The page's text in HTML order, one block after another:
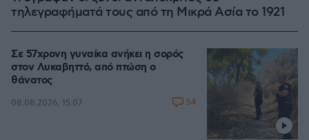
τηλεγραφήματά τους από τη Μικρά Ασία το 1921
Σε 57χρονη γυναίκα ανήκει η σορός
στον Λυκαβηττό, από πτώση ο
θάνατος
08.08.2026, 15:07 54